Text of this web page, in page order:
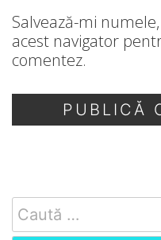
Salvează-mi
acest navigator
comentez.
Search
for: